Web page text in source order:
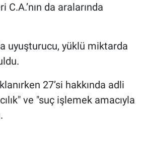
da aralarında
uyuşturucu, yüklü miktarda
27’si hakkında adli
ve "suç işlemek amacıyla